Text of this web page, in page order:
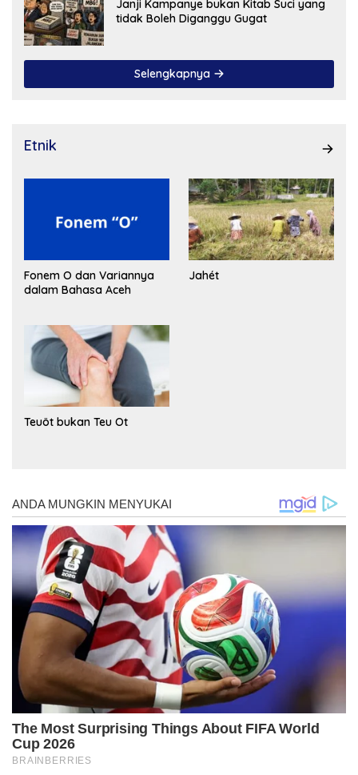
Janji Kampanye bukan Kitab Suci yang
tidak Boleh Diganggu Gugat
Selengkapnya
Etnik
Fonem O dan Variannya
dalam Bahasa Aceh
Jahét
Teuöt bukan Teu Ot